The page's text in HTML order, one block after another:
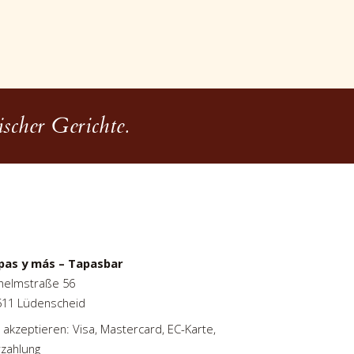
Gerichte.
y más – Tapasbar
56
Lüdenscheid
akzeptieren: Visa, Mastercard, EC-Karte,